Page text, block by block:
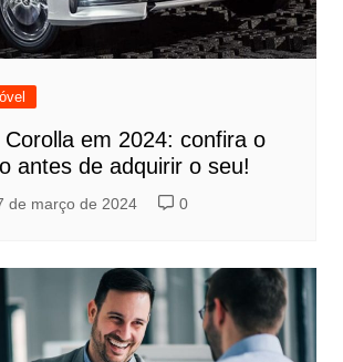
em 2024: confira o
antes de adquirir o seu!
de março de 2024 0